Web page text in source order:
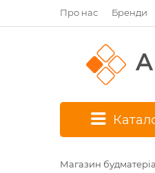
Про нас Бренди
Магазин